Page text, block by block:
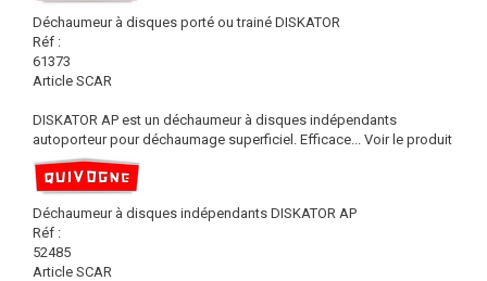
Déchaumeur à disques porté ou trainé DISKATOR
Réf :
61373
Article SCAR
DISKATOR AP est un déchaumeur à disques indépendants
autoporteur pour déchaumage superficiel. Efficace... Voir le produit
Déchaumeur à disques indépendants DISKATOR AP
Réf :
52485
Article SCAR